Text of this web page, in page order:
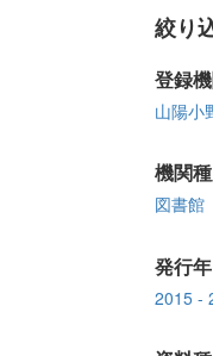
絞り
登録
山陽小
機関
図書館
発行年
2015 -